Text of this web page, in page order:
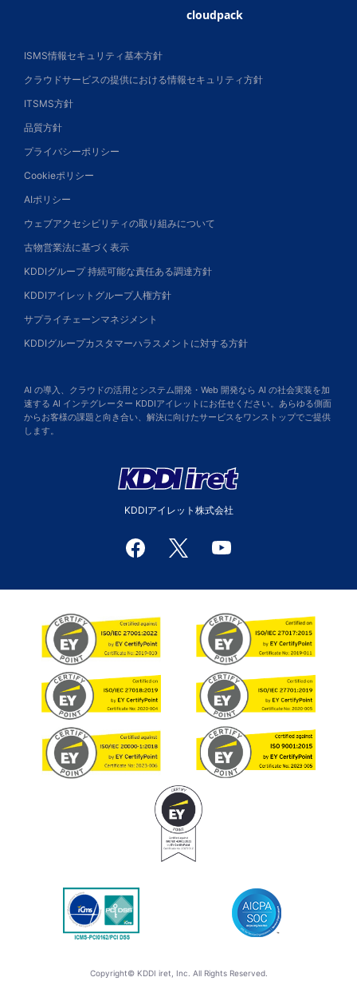
cloudpack
ISMS情報セキュリティ基本方針
クラウドサービスの提供における情報セキュリティ方針
ITSMS方針
品質方針
プライバシーポリシー
Cookieポリシー
AIポリシー
ウェブアクセシビリティの取り組みについて
古物営業法に基づく表示
KDDIグループ 持続可能な責任ある調達方針
KDDIアイレットグループ人権方針
サプライチェーンマネジメント
KDDIグループカスタマーハラスメントに対する方針
AI の導入、クラウドの活用とシステム開発・Web 開発なら AI の社会実装を加
速する AI インテグレーター KDDIアイレットにお任せください。あらゆる側面
からお客様の課題と向き合い、解決に向けたサービスをワンストップでご提供
します。
KDDIアイレット株式会社
Copyright© KDDI iret, Inc. All Rights Reserved.